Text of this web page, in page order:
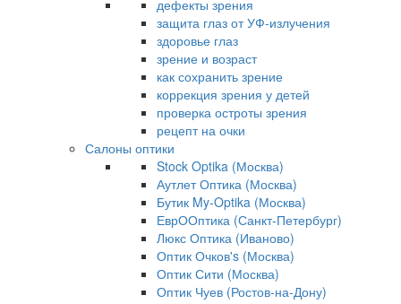
дефекты зрения
защита глаз от УФ-излучения
здоровье глаз
зрение и возраст
как сохранить зрение
коррекция зрения у детей
проверка остроты зрения
рецепт на очки
Салоны оптики
Stock Optika (Москва)
Аутлет Оптика (Москва)
Бутик My-Optika (Москва)
ЕврООптика (Санкт-Петербург)
Люкс Оптика (Иваново)
Оптик Очков's (Москва)
Оптик Сити (Москва)
Оптик Чуев (Ростов-на-Дону)